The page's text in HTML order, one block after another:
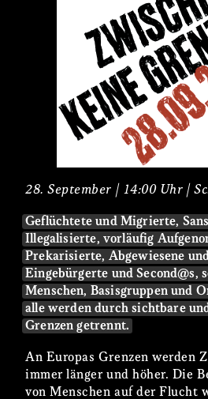
28. September | 14:00 Uhr |
Geflüchtete und Migrierte,
Illegalisierte, vorläufig
Prekarisierte, Abgewiesene
Eingebürgerte und Second@s,
Menschen, Basisgruppen und
alle werden durch sichtbare
Grenzen getrennt.
An Europas Grenzen werden
immer länger und höher. Die
von Menschen auf der Flucht